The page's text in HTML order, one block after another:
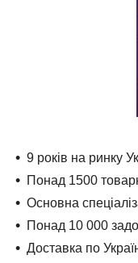
9 років на ринку
Понад 1500
Основна
Понад 10 000
Доставка по